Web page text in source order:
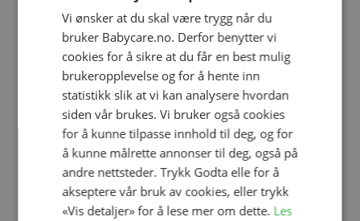
Vinterregndress, Milla&Max,
Hasselbrun
kr 1 499,00 kr 1 049,00
Regnvotter, Milla&Max, Mosegrønn
kr 249,00kr 174,00
Vi ønsker at du skal være trygg når du
bruker Babycare.no. Derfor benytter vi
cookies for å sikre at du får en best mulig
brukeropplevelse og for å hente inn
statistikk slik at vi kan analysere hvordan
siden vår brukes. Vi bruker også cookies
for å kunne tilpasse innhold til deg, og for
å kunne målrette annonser til deg, også på
andre nettsteder. Trykk Godta elle for å
akseptere vår bruk av cookies, eller trykk
«Vis detaljer» for å lese mer om dette. Les